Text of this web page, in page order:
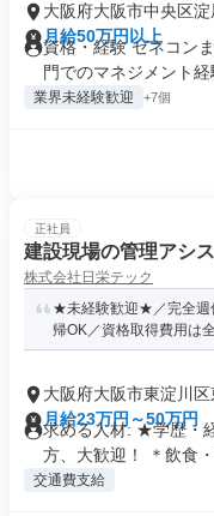
大阪府大阪市中央区淀
月給50万円以上
資格・経験 ゼネコン
門でのマネジメント経
業界未経験歓迎 +7個
正社員
建設現場の管理アシ
株式会社日栄テック
★未経験歓迎★／完全週
帰OK／資格取得費用は
大阪府大阪市東淀川区
月給23万円～50万円
求める人材: ★学歴・
方、大歓迎！ ＊飲食・
交通費支給